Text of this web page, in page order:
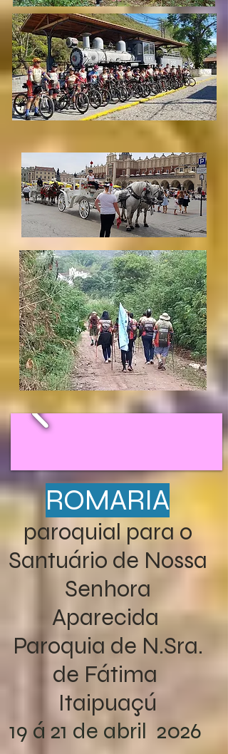
ROMARIA
paroquial para o
Santuário de Nossa
Senhora
Aparecida
Paroquia de N.Sra.
de Fátima
Itaipuaçú
19 á 21 de abril 2026